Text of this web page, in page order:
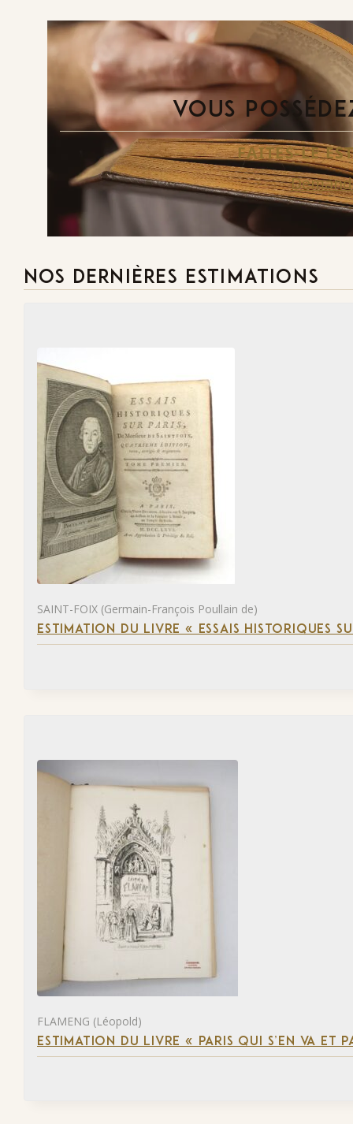
VOUS
FAITES-LE
NOS DERNIÈRES ESTIMATIONS
SAINT-FOIX (Germain-François Poullain de)
ESTIMATION DU LIVRE « ESSAIS HISTORIQUES
FLAMENG (Léopold)
ESTIMATION DU LIVRE « PARIS QUI S’EN VA ET